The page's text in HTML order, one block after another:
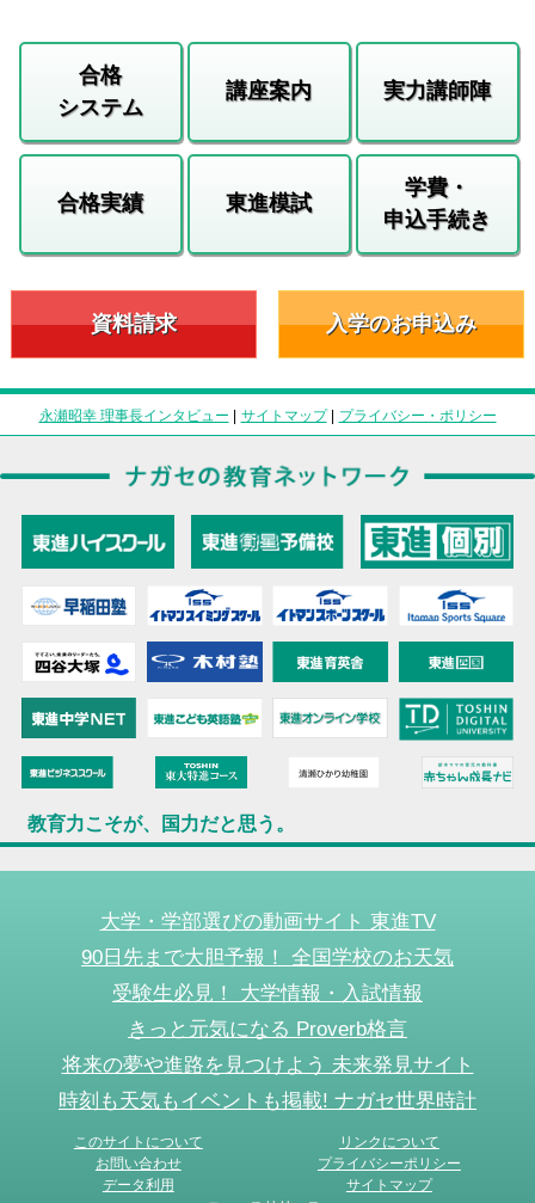
合格
システム
講座案内 実力講師陣
合格実績 東進模試
学費・
申込手続き
資料請求 入学のお申込み
永瀬昭幸 理事長インタビュー | サイトマップ| プライバシー・ポリシー
教育力こそが、国力だと思う。
大学・学部選びの動画サイト 東進TV
90日先まで大胆予報！ 全国学校のお天気
受験生必見！ 大学情報・入試情報
きっと元気になる Proverb格言
将来の夢や進路を見つけよう 未来発見サイト
時刻も天気もイベントも掲載! ナガセ世界時計
このサイトについて
リンクについて
お問い合わせ
プライバシーポリシー
データ利用
サイトマップ